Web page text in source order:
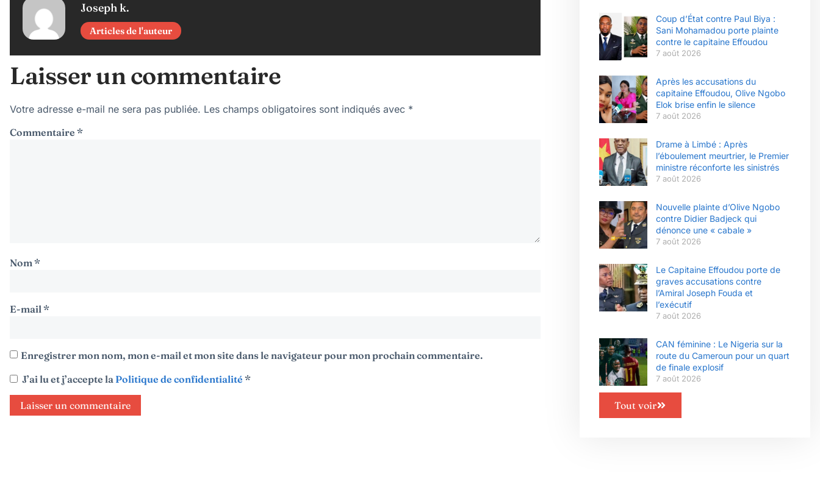
Joseph k.
Articles de l'auteur
Laisser un commentaire
Votre adresse e-mail ne sera pas publiée. Les champs obligatoires sont indiqués avec *
Commentaire *
Nom*
E-mail*
Enregistrer mon nom, mon e-mail et mon site dans le navigateur pour mon prochain commentaire.
J’ai lu et j’accepte la Politique de confidentialité *
Coup d’État contre Paul Biya :
Sani Mohamadou porte plainte
contre le capitaine Effoudou
7 août 2026
Après les accusations du
capitaine Effoudou, Olive Ngobo
Elok brise enfin le silence
7 août 2026
Drame à Limbé : Après
l’éboulement meurtrier, le Premier
ministre réconforte les sinistrés
7 août 2026
Nouvelle plainte d’Olive Ngobo
contre Didier Badjeck qui
dénonce une « cabale »
7 août 2026
Le Capitaine Effoudou porte de
graves accusations contre
l’Amiral Joseph Fouda et
l’exécutif
7 août 2026
CAN féminine : Le Nigeria sur la
route du Cameroun pour un quart
de finale explosif
7 août 2026
Tout voir